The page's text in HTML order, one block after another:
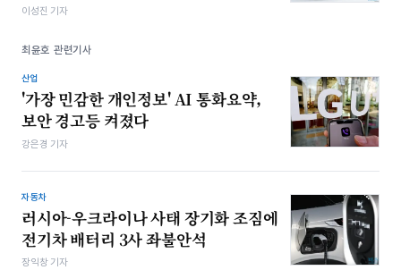
이성진 기자
최윤호 관련기사
산업
'가장 민감한 개인정보' AI 통화요약,
보안 경고등 켜졌다
강은경 기자
자동차
러시아-우크라이나 사태 장기화 조짐에
전기차 배터리 3사 좌불안석
장익창 기자